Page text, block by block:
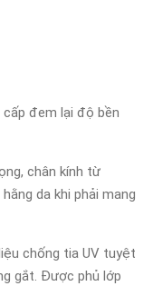
đem lại độ bền
chân kính từ
da khi phải mang
chống tia UV tuyệt
gắt. Được phủ lớp